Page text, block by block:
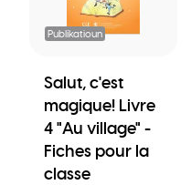
Publikatioun
Salut, c'est
magique! Livre
4 "Au village" -
Fiches pour la
classe